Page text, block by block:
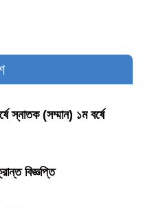
স্নাতক (সম্মান) ১ম বর্ষে
বিজ্ঞপ্তি